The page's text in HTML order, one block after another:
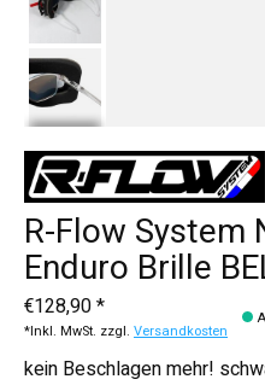
R-Flow System
Enduro Brille
€128,90 *
*Inkl. MwSt. zzgl. Versandkosten
kein Beschlagen mehr!